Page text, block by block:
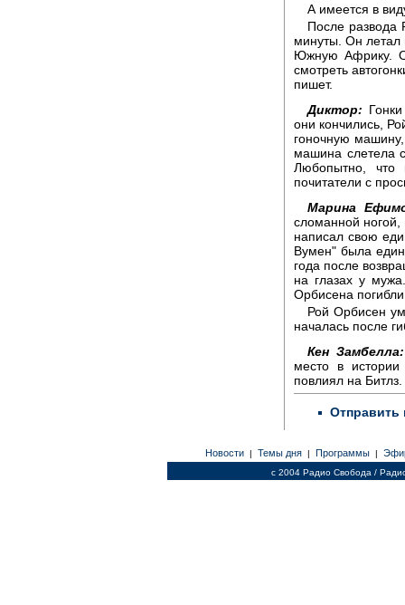
А имеется в
После развода
минуты. Он летал
Южную Африку.
смотреть
пишет.
Диктор:
они кончились,
гоночную
машина слетела
Любопытно, что
почитатели с
Марина
сломанной
написал свою
Вумен" была
года после
на глазах у
Орбисена
Рой Орбисен
началась после
Кен Замбелла:
место в
повлиял на
Отправить
Новости | Темы дня | Программы |
c 2004 Радио Свобода /